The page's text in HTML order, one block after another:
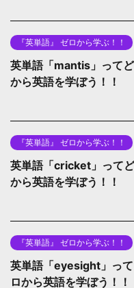
『英単語』 ゼロから学ぶ！！
英単語「mantis」って
から英語を学ぼう！！
『英単語』 ゼロから学ぶ！！
英単語「cricket」って
から英語を学ぼう！！
『英単語』 ゼロから学ぶ！！
英単語「eyesight」っ
ロから英語を学ぼう！！